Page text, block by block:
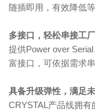
随插即用，有效降低
多接口，轻松串接工
提供Power over
富接口，可依据需求
具备升级弹性，满足
CRYSTAL产品线拥